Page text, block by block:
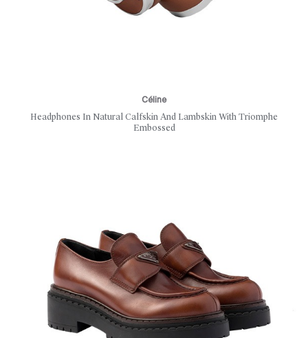
Céline
Headphones In Natural Calfskin And Lambskin With Triomphe
Embossed